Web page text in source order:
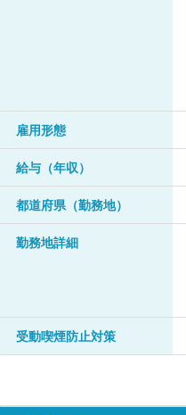
雇用形態
給与（年収）
都道府県（勤務地）
勤務地詳細
受動喫煙防止対策